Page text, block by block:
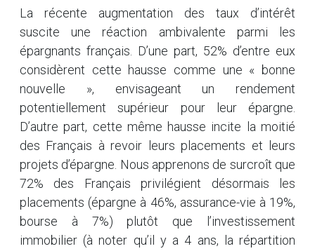
La récente augmentation des taux d’intérêt
suscite une réaction ambivalente parmi les
épargnants français. D’une part, 52% d’entre eux
considèrent cette hausse comme une « bonne
nouvelle », envisageant un rendement
potentiellement supérieur pour leur épargne.
D’autre part, cette même hausse incite la moitié
des Français à revoir leurs placements et leurs
projets d’épargne. Nous apprenons de surcroît que
72% des Français privilégient désormais les
placements (épargne à 46%, assurance-vie à 19%,
bourse à 7%) plutôt que l’investissement
immobilier (à noter qu’il y a 4 ans, la répartition